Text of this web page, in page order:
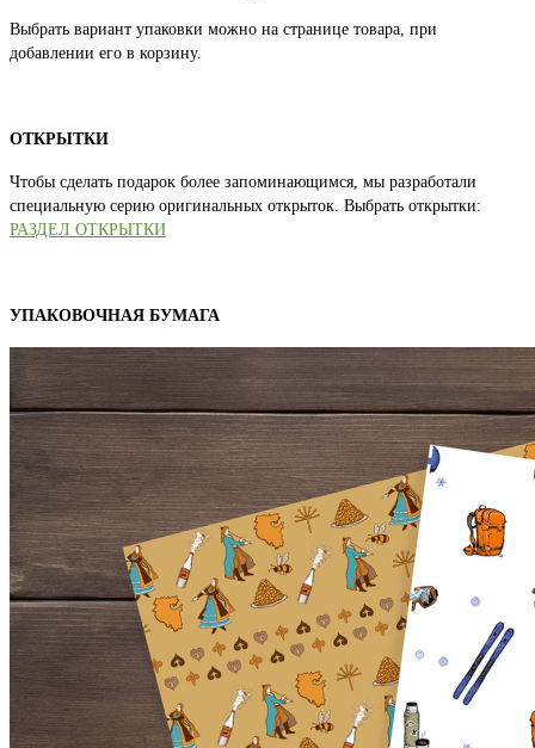
Выбрать вариант упаковки можно на странице товара, при
добавлении его в корзину.
ОТКРЫТКИ
Чтобы сделать подарок более запоминающимся, мы разработали
специальную серию оригинальных открыток. Выбрать открытки:
РАЗДЕЛ ОТКРЫТКИ
УПАКОВОЧНАЯ БУМАГА